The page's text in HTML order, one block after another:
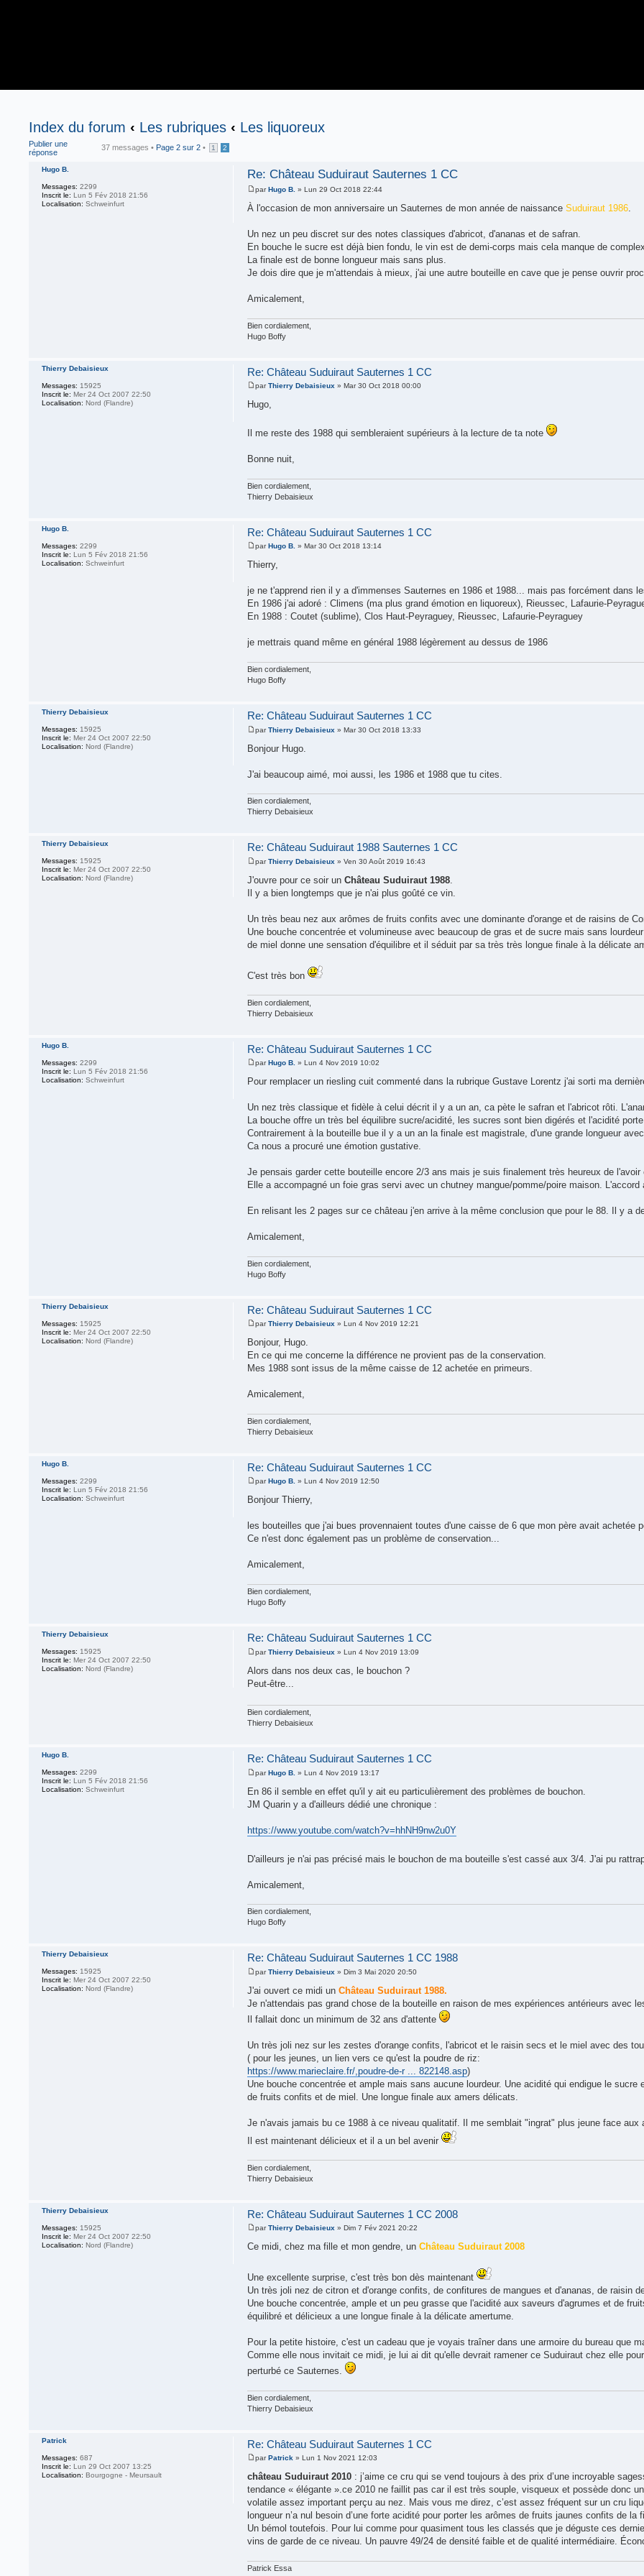
Index du forum ‹ Les rubriques ‹ Les liquoreux
Publier une
réponse
37 messages • Page 2 sur 2 • 1 2
Re: Château Suduiraut Sauternes 1 CC
parHugo B. » Lun 29 Oct 2018 22:44
À l'occasion de mon anniversaire un Sauternes de mon année de naissance Suduiraut 1986.
Un nez un peu discret sur des notes classiques d'abricot, d'ananas et de safran.
En bouche le sucre est déjà bien fondu, le vin est de demi-corps mais cela manque de
La finale est de bonne longueur mais sans plus.
Je dois dire que je m'attendais à mieux, j'ai une autre bouteille en cave que je pense ouvrir
Amicalement,
Bien cordialement,
Hugo Boffy
Hugo B.
Messages: 2299
Inscrit le: Lun 5 Fév 2018 21:56
Localisation: Schweinfurt
Re: Château Suduiraut Sauternes 1 CC
parThierry Debaisieux» Mar 30 Oct 2018 00:00
Hugo,
Il me reste des 1988 qui sembleraient supérieurs à la lecture de ta note
Bonne nuit,
Bien cordialement,
Thierry Debaisieux
Thierry Debaisieux
Messages: 15925
Inscrit le: Mer 24 Oct 2007 22:50
Localisation: Nord (Flandre)
Re: Château Suduiraut Sauternes 1 CC
par Hugo B. » Mar 30 Oct 2018 13:14
Thierry,
je ne t'apprend rien il y a d'immenses Sauternes en 1986 et 1988... mais pas forcément dans
En 1986 j'ai adoré : Climens (ma plus grand émotion en liquoreux), Rieussec, Lafaurie-
En 1988 : Coutet (sublime), Clos Haut-Peyraguey, Rieussec, Lafaurie-Peyraguey
je mettrais quand même en général 1988 légèrement au dessus de 1986
Bien cordialement,
Hugo Boffy
Hugo B.
Messages: 2299
Inscrit le: Lun 5 Fév 2018 21:56
Localisation: Schweinfurt
Re: Château Suduiraut Sauternes 1 CC
parThierry Debaisieux » Mar 30 Oct 2018 13:33
Bonjour Hugo.
J'ai beaucoup aimé, moi aussi, les 1986 et 1988 que tu cites.
Bien cordialement,
Thierry Debaisieux
Thierry Debaisieux
Messages: 15925
Inscrit le: Mer 24 Oct 2007 22:50
Localisation: Nord (Flandre)
Re: Château Suduiraut 1988 Sauternes 1 CC
parThierry Debaisieux » Ven 30 Août 2019 16:43
J'ouvre pour ce soir un Château Suduiraut 1988.
Il y a bien longtemps que je n'ai plus goûté ce vin.
Un très beau nez aux arômes de fruits confits avec une dominante d'orange et de raisins de
Une bouche concentrée et volumineuse avec beaucoup de gras et de sucre mais sans
de miel donne une sensation d'équilibre et il séduit par sa très très longue finale à la délicate
C'est très bon
Bien cordialement,
Thierry Debaisieux
Thierry Debaisieux
Messages: 15925
Inscrit le: Mer 24 Oct 2007 22:50
Localisation: Nord (Flandre)
Re: Château Suduiraut Sauternes 1 CC
parHugo B. » Lun 4 Nov 2019 10:02
Pour remplacer un riesling cuit commenté dans la rubrique Gustave Lorentz j'ai sorti ma
Un nez très classique et fidèle à celui décrit il y a un an, ca pète le safran et l'abricot rôti.
La bouche offre un très bel équilibre sucre/acidité, les sucres sont bien digérés et l'acidité
Contrairement à la bouteille bue il y a un an la finale est magistrale, d'une grande longueur
Ca nous a procuré une émotion gustative.
Je pensais garder cette bouteille encore 2/3 ans mais je suis finalement très heureux de
Elle a accompagné un foie gras servi avec un chutney mangue/pomme/poire maison.
En relisant les 2 pages sur ce château j'en arrive à la même conclusion que pour le 88. Il y a
Amicalement,
Bien cordialement,
Hugo Boffy
Hugo B.
Messages: 2299
Inscrit le: Lun 5 Fév 2018 21:56
Localisation: Schweinfurt
Re: Château Suduiraut Sauternes 1 CC
parThierry Debaisieux» Lun 4 Nov 2019 12:21
Bonjour, Hugo.
En ce qui me concerne la différence ne provient pas de la conservation.
Mes 1988 sont issus de la même caisse de 12 achetée en primeurs.
Amicalement,
Bien cordialement,
Thierry Debaisieux
Thierry Debaisieux
Messages: 15925
Inscrit le: Mer 24 Oct 2007 22:50
Localisation: Nord (Flandre)
Re: Château Suduiraut Sauternes 1 CC
par Hugo B. » Lun 4 Nov 2019 12:50
Bonjour Thierry,
les bouteilles que j'ai bues provennaient toutes d'une caisse de 6 que mon père avait achetée
Ce n'est donc également pas un problème de conservation...
Amicalement,
Bien cordialement,
Hugo Boffy
Hugo B.
Messages: 2299
Inscrit le: Lun 5 Fév 2018 21:56
Localisation: Schweinfurt
Re: Château Suduiraut Sauternes 1 CC
parThierry Debaisieux » Lun 4 Nov 2019 13:09
Alors dans nos deux cas, le bouchon ?
Peut-être...
Bien cordialement,
Thierry Debaisieux
Thierry Debaisieux
Messages: 15925
Inscrit le: Mer 24 Oct 2007 22:50
Localisation: Nord (Flandre)
Re: Château Suduiraut Sauternes 1 CC
parHugo B. » Lun 4 Nov 2019 13:17
En 86 il semble en effet qu'il y ait eu particulièrement des problèmes de bouchon.
JM Quarin y a d'ailleurs dédié une chronique :
https://www.youtube.com/watch?v=hhNH9nw2u0Y
D'ailleurs je n'ai pas précisé mais le bouchon de ma bouteille s'est cassé aux 3/4. J'ai pu
Amicalement,
Bien cordialement,
Hugo Boffy
Hugo B.
Messages: 2299
Inscrit le: Lun 5 Fév 2018 21:56
Localisation: Schweinfurt
Re: Château Suduiraut Sauternes 1 CC 1988
parThierry Debaisieux » Dim 3 Mai 2020 20:50
J'ai ouvert ce midi un Château Suduiraut 1988.
Je n'attendais pas grand chose de la bouteille en raison de mes expériences antérieurs avec
Il fallait donc un minimum de 32 ans d'attente
Un très joli nez sur les zestes d'orange confits, l'abricot et le raisin secs et le miel avec des
( pour les jeunes, un lien vers ce qu'est la poudre de riz:
https://www.marieclaire.fr/,poudre-de-r ... 822148.asp)
Une bouche concentrée et ample mais sans aucune lourdeur. Une acidité qui endigue le
de fruits confits et de miel. Une longue finale aux amers délicats.
Je n'avais jamais bu ce 1988 à ce niveau qualitatif. Il me semblait "ingrat" plus jeune face aux
Il est maintenant délicieux et il a un bel avenir
Bien cordialement,
Thierry Debaisieux
Thierry Debaisieux
Messages: 15925
Inscrit le: Mer 24 Oct 2007 22:50
Localisation: Nord (Flandre)
Re: Château Suduiraut Sauternes 1 CC 2008
parThierry Debaisieux » Dim 7 Fév 2021 20:22
Ce midi, chez ma fille et mon gendre, un Château Suduiraut 2008
Une excellente surprise, c'est très bon dès maintenant
Un très joli nez de citron et d'orange confits, de confitures de mangues et d'ananas, de raisin
Une bouche concentrée, ample et un peu grasse que l'acidité aux saveurs d'agrumes et de
équilibré et délicieux a une longue finale à la délicate amertume.
Pour la petite histoire, c'est un cadeau que je voyais traîner dans une armoire du bureau que
Comme elle nous invitait ce midi, je lui ai dit qu'elle devrait ramener ce Suduiraut chez elle
perturbé ce Sauternes.
Bien cordialement,
Thierry Debaisieux
Thierry Debaisieux
Messages: 15925
Inscrit le: Mer 24 Oct 2007 22:50
Localisation: Nord (Flandre)
Re: Château Suduiraut Sauternes 1 CC
parPatrick» Lun 1 Nov 2021 12:03
château Suduiraut 2010 : j’aime ce cru qui se vend toujours à des prix d’une incroyable
tendance « élégante ».ce 2010 ne faillit pas car il est très souple, visqueux et possède donc
volatile assez important perçu au nez. Mais vous me direz, c’est assez fréquent sur un cru
longueur n’a nul besoin d’une forte acidité pour porter les arômes de fruits jaunes confits de
Un bémol toutefois. Pour lui comme pour quasiment tous les classés que je déguste ces
vins de garde de ce niveau. Un pauvre 49/24 de densité faible et de qualité intermédiaire.
Patrick Essa
Patrick
Messages: 687
Inscrit le: Lun 29 Oct 2007 13:25
Localisation: Bourgogne - Meursault